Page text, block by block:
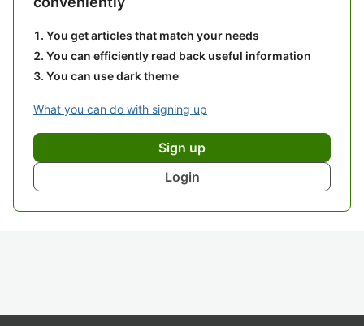
You get articles that match your needs
You can efficiently read back useful information
You can use dark theme
What you can do with signing up
Sign up
Login